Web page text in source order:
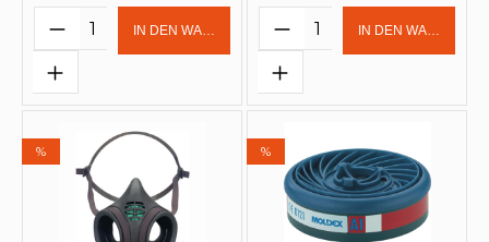
Produkt Anzahl: Gib den
IN DEN WARENKORB Produkt Anzahl:
IN DEN
% %